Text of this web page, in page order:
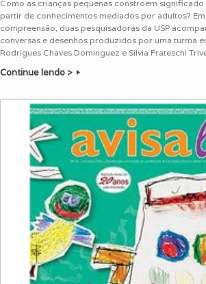
Como as crianças pequenas constroem significado
partir de conhecimentos mediados por adultos?
compreensão, duas pesquisadoras da USP
conversas e desenhos produzidos por uma turma
Rodrigues Chaves Dominguez e Silvia Frateschi
Continue lendo >